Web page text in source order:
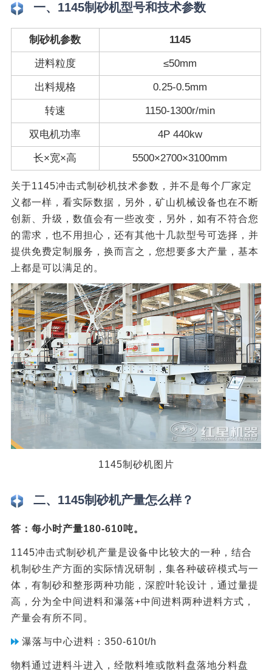
一、1145制砂机型号和技术参数
制砂机参数 1145
进料粒度 ≤50mm
出料规格 0.25-0.5mm
转速 1150-1300r/min
双电机功率 4P 440kw
长×宽×高 5500×2700×3100mm
关于1145冲击式制砂机技术参数，并不是每个厂家定
义都一样，看实际数据，另外，矿山机械设备也在不断
创新、升级，数值会有一些改变，另外，如有不符合您
的需求，也不用担心，还有其他十几款型号可选择，并
提供免费定制服务，换而言之，您想要多大产量，基本
上都是可以满足的。
1145制砂机图片
二、1145制砂机产量怎么样？
答：每小时产量180-610吨。
1145冲击式制砂机产量是设备中比较大的一种，结合
机制砂生产方面的实际情况研制，集各种破碎模式与一
体，有制砂和整形两种功能，深腔叶轮设计，通过量提
高，分为全中间进料和瀑落+中间进料两种进料方式，
产量会有所不同。
瀑落与中心进料：350-610t/h
物料通过进料斗进入，经散料堆或散料盘落地分料盘